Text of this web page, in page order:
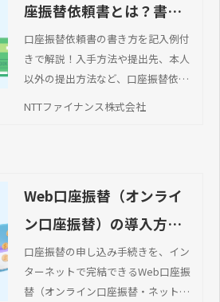
座振替依頼書とは？書き
方や記入例・提出の流
れ・本人以外の提出方法
口座振替依頼書の書き方を記入例付
きで解説！入手方法や提出先、本人
以外の提出方法など、口座振替依頼
書に関する疑問を解決します。
NTTファイナンス株式会社
Web口座振替（オンライ
ン口座振替）の導入方法
とメリット。サービス選
定のポイントや事例まで
口座振替の申し込み手続きを、イン
ターネットで完結できるWeb口座振
替（オンライン口座振替・ネット口